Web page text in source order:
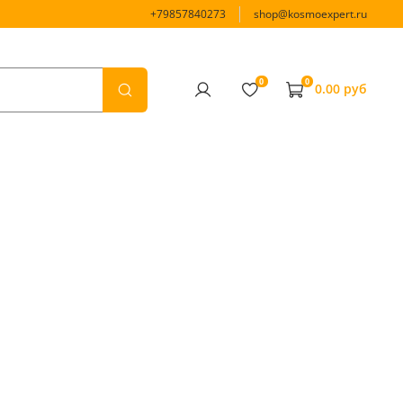
+79857840273 shop@kosmoexpert.ru
0 0 0.00 руб